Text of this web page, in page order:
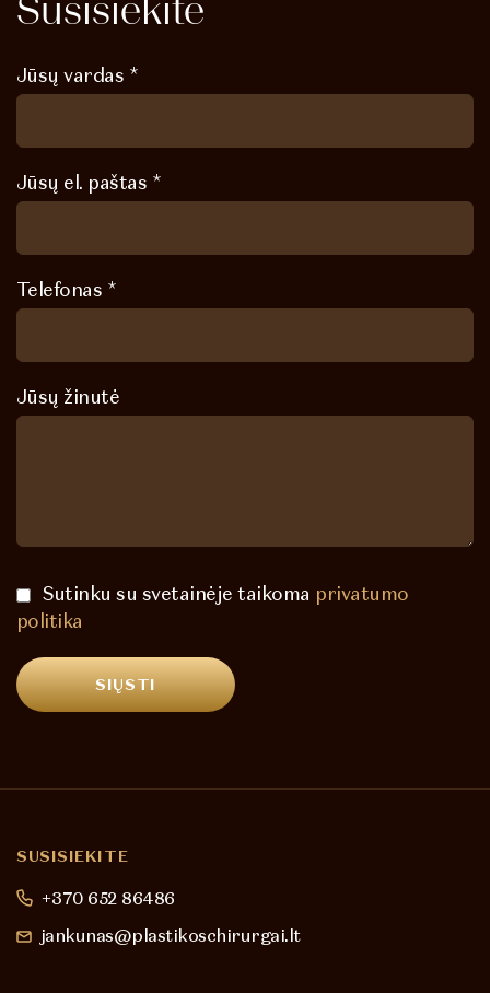
Jūsų vardas *
Jūsų el. paštas *
Telefonas *
Jūsų žinutė
Sutinku su svetainėje taikoma privatumo
politika
SUSISIEKITE
+370 652 86486
jankunas@plastikoschirurgai.lt